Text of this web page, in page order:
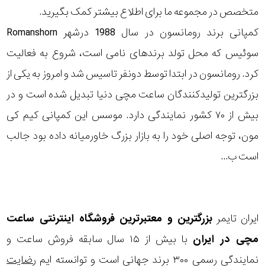
متخصص در مجموعه ما برای اطلاع بیشتر کمک بگیرید.
کمپانی برند رومانسون در سال 1988 درشهر Romanshorn
سوئیس که محل تولد برندهای نامی است، شروع به فعالیت
کرد. رومانسون در ابتدا توسط دونفر تاسیس شد و امروز به یکی از
بزرگترین تولیدکنندگان ساعت مچی دنیا تبدیل شده است و در
بیش از ۷۰ کشور نمایندگی دارد. موسس این کمپانی کیم کی
مون، توجه اصلی خود را به بازار بزرگ خاورمیانه داده بود جالب
است ب...
ایران تایمر بزرگترین و معتبرترین فروشگاه اینترنتی ساعت
مچی در ایران
با بیش از ۱۵ سال سابقه فروش ساعت و
نمایندگی رسمی ۳۰۰ برند جهانی است و توانسته ایم
رضایت